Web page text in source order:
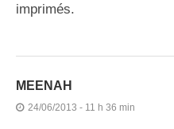
imprimés.
MEENAH
24/06/2013 - 11 h 36 min